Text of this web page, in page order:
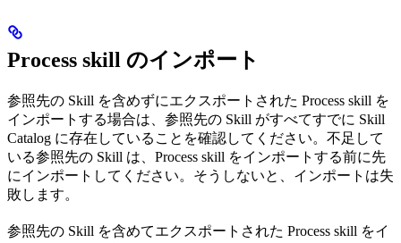
Process skill のインポート
参照先の Skill を含めずにエクスポートされた Process skill を
インポートする場合は、参照先の Skill がすべてすでに Skill
Catalog に存在していることを確認してください。不足して
いる参照先の Skill は、Process skill をインポートする前に先
にインポートしてください。そうしないと、インポートは失
敗します。
参照先の Skill を含めてエクスポートされた Process skill をイ